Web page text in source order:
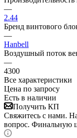
—
2.44
Бренд винтового
—
Hanbell
Воздушный поток
—
4300
Все характеристики
Цена по запросу
Есть в наличии
Получить КП
Свяжитесь с нами.
вопрос. Финальную